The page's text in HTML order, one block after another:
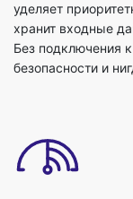
уделяет
хранит входные
Без подключения
безопасности и